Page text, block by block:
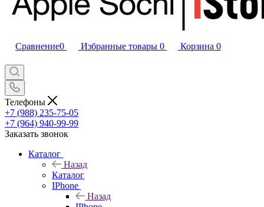
Сравнение0 Избранные товары 0 Корзина 0
Телефоны
+7 (988) 235-75-05
+7 (964) 940-99-99
Заказать звонок
Каталог
Назад
Каталог
IPhone
Назад